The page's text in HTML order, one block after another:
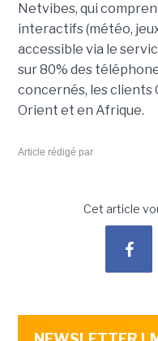
Netvibes, qui
interactifs (météo,
accessible via le
sur 80% des
concernés, les clients
Orient et en Afrique.
Article rédigé par
Cet article